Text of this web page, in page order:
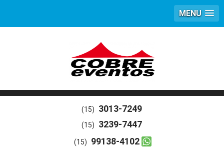
MENU
(15) 3013-7249
(15) 3239-7447
(15) 99138-4102